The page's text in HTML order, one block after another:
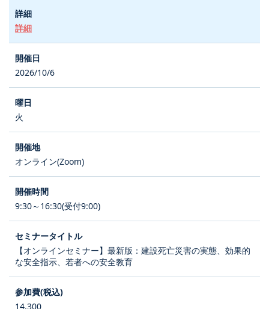
詳細
2026/10/6
火
オンライン(Zoom)
9:30～16:30(受付9:00)
【オンラインセミナー】最新版：建設死亡災害の実態、効果的
な安全指示、若者への安全教育
14,300